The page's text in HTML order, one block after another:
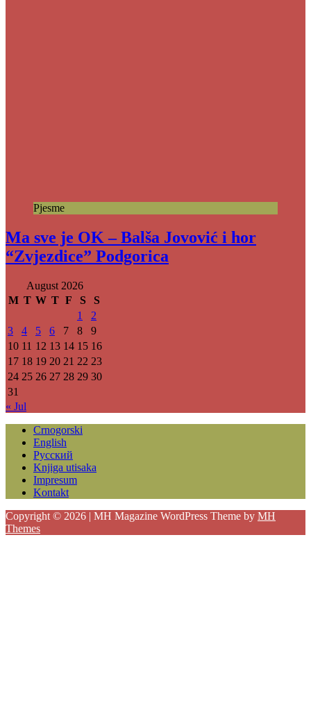
Pjesme
Ma sve je OK – Balša Jovović i hor
“Zvjezdice” Podgorica
August 2026
M T W T F S
S
1
2
3
4 5 6 7 8
9
10 11 12 13 14 15 16
17 18 19 20 21 22 23
24 25 26 27 28 29 30
31
« Jul
Crnogorski
English
Русский
Knjiga utisaka
Impresum
Kontakt
Copyright © 2026 | MH Magazine WordPress Theme by MH
Themes